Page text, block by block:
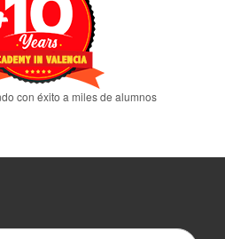
con éxito a miles de alumnos